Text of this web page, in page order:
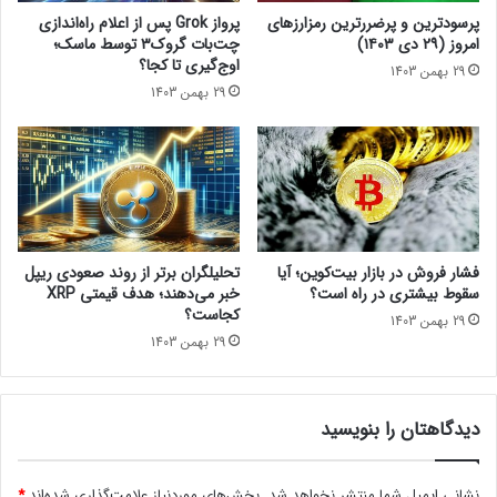
ف
ت
ه
آ
ر
ت
ی
ر
)
s
m
o
7
ه
م
ا
ش
ی
ن
ج
د
ی
ض
ف
پرسودترین و پرضررترین رمزارزهای
امروز (۲۹ دی ۱۴۰۳)
29 بهمن 1403
پرواز Grok پس از اعلام راه‌اندازی
چت‌بات گروک۳ توسط ماسک؛
اوج‌گیری تا کجا؟
29 بهمن 1403
فشار فروش در بازار بیت‌کوین؛ آیا
سقوط بیشتری در راه است؟
29 بهمن 1403
تحلیلگران برتر از روند صعودی ریپل
خبر می‌دهند؛ هدف قیمتی XRP
کجاست؟
29 بهمن 1403
دیدگاهتان را بنویسید